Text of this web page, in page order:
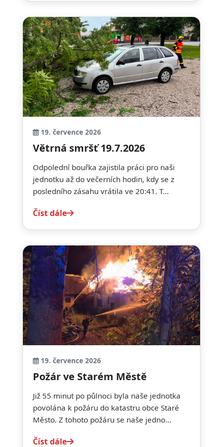
19. července 2026
Větrná smršť 19.7.2026
Odpolední bouřka zajistila práci pro naši
jednotku až do večerních hodin, kdy se z
posledního zásahu vrátila ve 20:41. T...
Číst dále
19. července 2026
Požár ve Starém Městě
Již 55 minut po půlnoci byla naše jednotka
povolána k požáru do katastru obce Staré
Město. Z tohoto požáru se naše jedno...
Číst dále